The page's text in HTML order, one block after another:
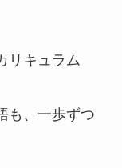
リキュラム
も、一歩ずつ